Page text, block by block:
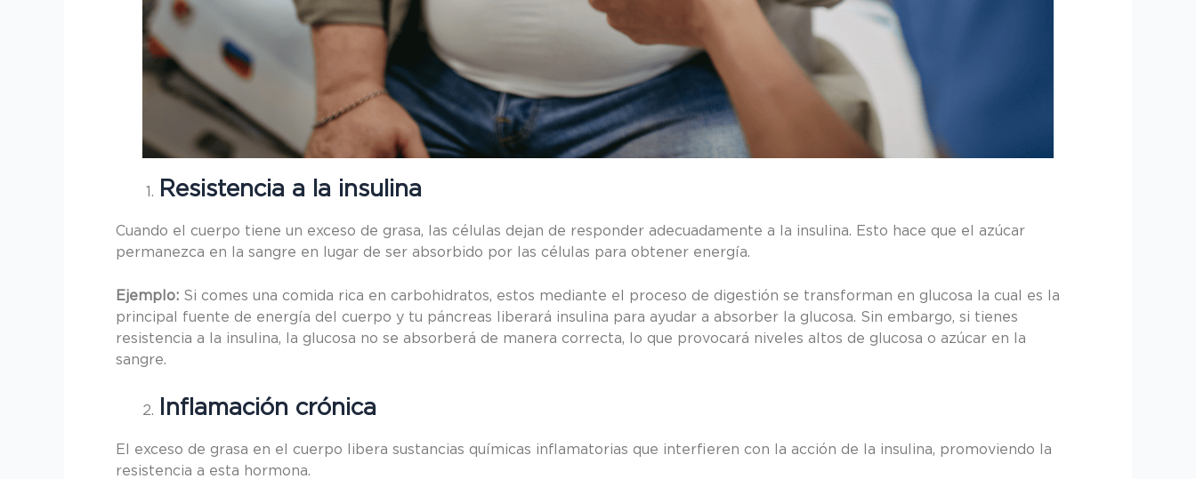
Resistencia a la insulina
Cuando el cuerpo tiene un exceso de grasa, las células dejan de responder adecuadamente a la insulina. Esto hace que el azúcar
permanezca en la sangre en lugar de ser absorbido por las células para obtener energía.
Ejemplo: Si comes una comida rica en carbohidratos, estos mediante el proceso de digestión se transforman en glucosa la cual es la
principal fuente de energía del cuerpo y tu páncreas liberará insulina para ayudar a absorber la glucosa. Sin embargo, si tienes
resistencia a la insulina, la glucosa no se absorberá de manera correcta, lo que provocará niveles altos de glucosa o azúcar en la
sangre.
Inflamación crónica
El exceso de grasa en el cuerpo libera sustancias químicas inflamatorias que interfieren con la acción de la insulina, promoviendo la
resistencia a esta hormona.